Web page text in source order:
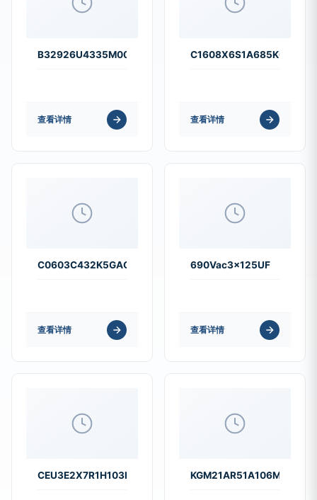
B32926U4335M000
查看详情
C1608X6S1A685K080AC
查看详情
C0603C432K5GACTU
查看详情
690Vac3×125UF
查看详情
CEU3E2X7R1H103K080AE KGM21AR51A106MU